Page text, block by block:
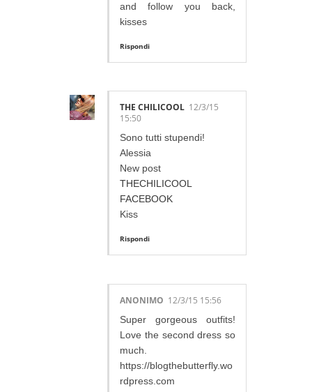
and follow you back,
kisses
Rispondi
THE CHILICOOL 12/3/15
15:50
Sono tutti stupendi!
Alessia
New post
THECHILICOOL
FACEBOOK
Kiss
Rispondi
ANONIMO 12/3/15 15:56
Super gorgeous outfits!
Love the second dress so
much.
https://blogthebutterfly.wo
rdpress.com